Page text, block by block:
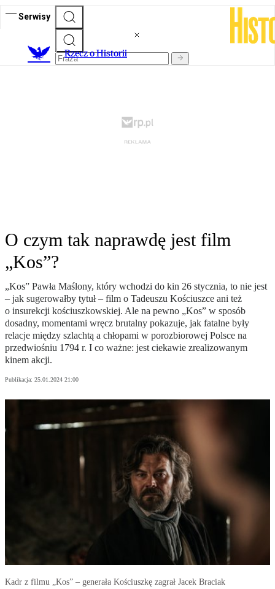
Serwisy
Rzecz o Historii
O czym tak naprawdę jest film
„Kos”?
„Kos” Pawła Maślony, który wchodzi do kin 26 stycznia, to nie jest
– jak sugerowałby tytuł – film o Tadeuszu Kościuszce ani też
o insurekcji kościuszkowskiej. Ale na pewno „Kos” w sposób
dosadny, momentami wręcz brutalny pokazuje, jak fatalne były
relacje między szlachtą a chłopami w porozbiorowej Polsce na
przedwiośniu 1794 r. I co ważne: jest ciekawie zrealizowanym
kinem akcji.
Publikacja: 25.01.2024 21:00
Kadr z filmu „Kos” – generała Kościuszkę zagrał Jacek Braciak